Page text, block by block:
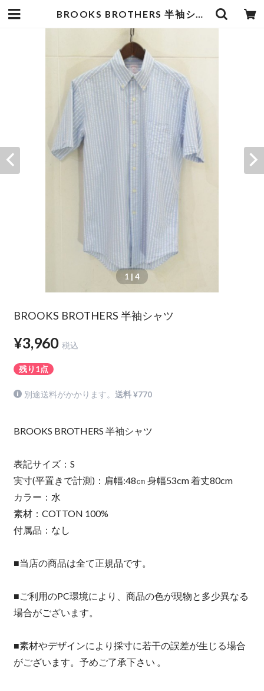
BROOKS BROTHERS 半袖シャツ | goodbadstore
1 | 4
BROOKS BROTHERS 半袖シャツ
¥3,960 税込
残り1点
別途送料がかかります。送料 ¥770
BROOKS BROTHERS 半袖シャツ
表記サイズ：S
実寸(平置きで計測)：肩幅:48㎝ 身幅53cm 着丈80cm
カラー：水
素材：COTTON 100%
付属品：なし
■当店の商品は全て正規品です。
■ご利用のPC環境により、商品の色が現物と多少異なる
場合がございます。
■素材やデザインにより採寸に若干の誤差が生じる場合
がございます。予めご了承下さい 。